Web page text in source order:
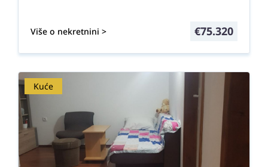
Više o nekretnini > €75.320
Kuće